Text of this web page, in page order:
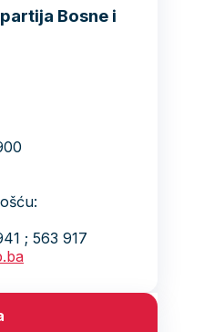
Bosne i
; 563 917